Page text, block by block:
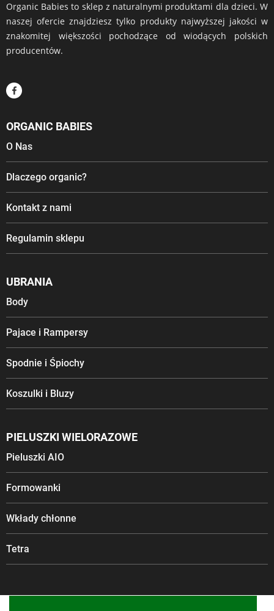
Organic Babies to sklep z naturalnymi produktami dla dzieci. W
naszej ofercie znajdziesz tylko produkty najwyższej jakości w
znakomitej większości pochodzące od wiodących polskich
producentów.
ORGANIC BABIES
O Nas
Dlaczego organic?
Kontakt z nami
Regulamin sklepu
UBRANIA
Body
Pajace i Rampersy
Spodnie i Śpiochy
Koszulki i Bluzy
PIELUSZKI WIELORAZOWE
Pieluszki AIO
Formowanki
Wkłady chłonne
Tetra